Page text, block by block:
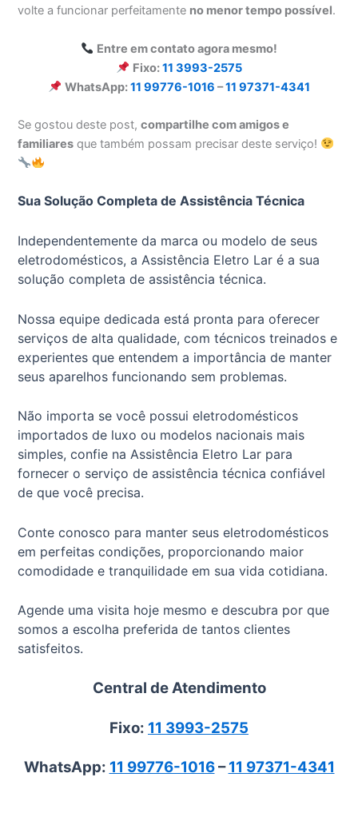
volte a funcionar perfeitamente no menor tempo possível.
Entre em contato agora mesmo!
Fixo:11 3993-2575
WhatsApp:11 99776-1016 –11 97371-4341
Se gostou deste post,compartilhe com amigos e
familiares que também possam precisar deste serviço!
Sua Solução Completa de Assistência Técnica
Independentemente da marca ou modelo de seus
eletrodomésticos, a Assistência Eletro Lar é a sua
solução completa de assistência técnica.
Nossa equipe dedicada está pronta para oferecer
serviços de alta qualidade, com técnicos treinados e
experientes que entendem a importância de manter
seus aparelhos funcionando sem problemas.
Não importa se você possui eletrodomésticos
importados de luxo ou modelos nacionais mais
simples, confie na Assistência Eletro Lar para
fornecer o serviço de assistência técnica confiável
de que você precisa.
Conte conosco para manter seus eletrodomésticos
em perfeitas condições, proporcionando maior
comodidade e tranquilidade em sua vida cotidiana.
Agende uma visita hoje mesmo e descubra por que
somos a escolha preferida de tantos clientes
satisfeitos.
Central de Atendimento
Fixo: 11 3993-2575
WhatsApp: 11 99776-1016–11 97371-4341